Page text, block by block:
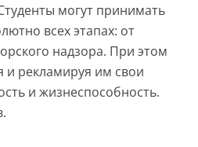
могут принимать
всех этапах: от
надзора. При этом
и рекламируя им свои
и жизнеспособность.